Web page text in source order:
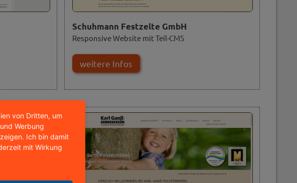
Schuhmann Festzelte GmbH
Responsive Website mit Teil-CMS
weitere Infos
von Dritten, um
Werbung
Ich bin damit
mit Wirkung